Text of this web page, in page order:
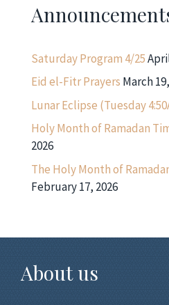
Saturday Program 4/25
Eid el-Fitr Prayers March
Lunar Eclipse (Tuesday
Holy Month of Ramadan
2026
The Holy Month of
February 17, 2026
About us